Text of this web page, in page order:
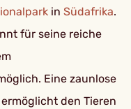
in Südafrika.
für seine reiche
Eine zaunlose
den Tieren